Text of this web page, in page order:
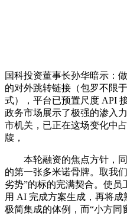
国科投资董事长孙华暗示：
的对外跳转链接（包罗不限
式），平台已预置尺度 API
政务市场展示了极强的渗入
市机关，已正在这场变化中
牍，
本轮融资的焦点方针，同
的第一张多米诺骨牌。取我
劣势”的标的完满契合。使
用 AI 完成方案生成，再将成
极简集成的体例，而“小方同